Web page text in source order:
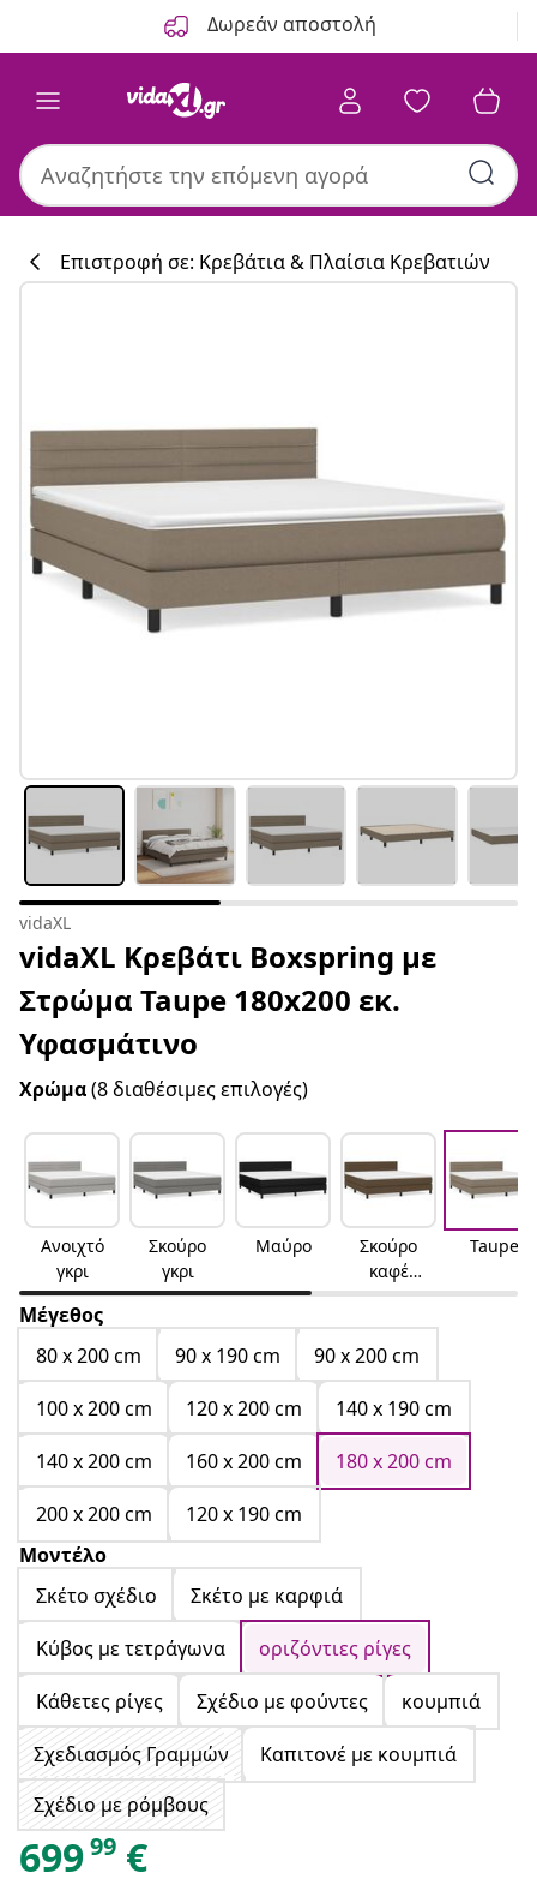
Δωρεάν αποστολή
Επιστροφή σε: Κρεβάτια & Πλαίσια Κρεβατιών
vidaXL
vidaXL Κρεβάτι Boxspring με
Στρώμα Taupe 180x200 εκ.
Υφασμάτινο
Χρώμα(8 διαθέσιμες επιλογές)
Ανοιχτό
γκρι
Σκούρο
γκρι
Μαύρο
Σκούρο
καφέ
Σκούρο
καφέ
Taupe
Μέγεθος
80 x 200 cm
90 x 190 cm
90 x 200 cm
100 x 200 cm
120 x 200 cm
140 x 190 cm
140 x 200 cm
160 x 200 cm
180 x 200 cm
200 x 200 cm
120 x 190 cm
Μοντέλο
Σκέτο σχέδιο
Σκέτο με καρφιά
Κύβος με τετράγωνα
οριζόντιες ρίγες
Κάθετες ρίγες
Σχέδιο με φούντες
κουμπιά
Σχεδιασμός Γραμμών
Καπιτονέ με κουμπιά
Σχέδιο με ρόμβους
69999 €